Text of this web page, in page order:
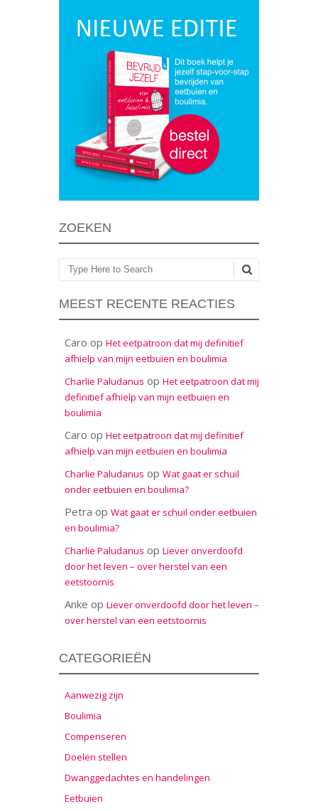
ZOEKEN
Zoeken
MEEST RECENTE REACTIES
Caro op Het eetpatroon dat mij definitief
afhielp van mijn eetbuien en boulimia
Charlie Paludanus op Het eetpatroon dat mij
definitief afhielp van mijn eetbuien en
boulimia
Caro op Het eetpatroon dat mij definitief
afhielp van mijn eetbuien en boulimia
Charlie Paludanus op Wat gaat er schuil
onder eetbuien en boulimia?
Petra op Wat gaat er schuil onder eetbuien
en boulimia?
Charlie Paludanus op Liever onverdoofd
door het leven – over herstel van een
eetstoornis
Anke op Liever onverdoofd door het leven –
over herstel van een eetstoornis
CATEGORIEËN
Aanwezig zijn
Boulimia
Compenseren
Doelen stellen
Dwanggedachtes en handelingen
Eetbuien